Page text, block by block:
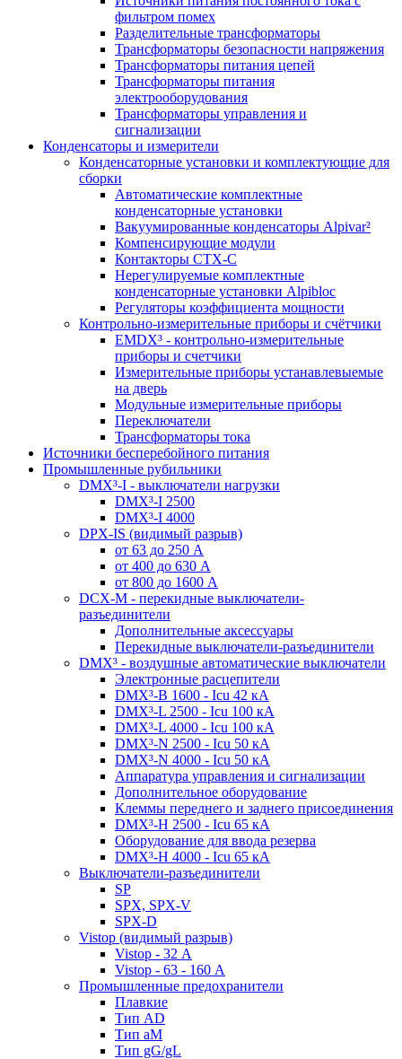
фильтром помех
Разделительные трансформаторы
Трансформаторы безопасности напряжения
Трансформаторы питания цепей
Трансформаторы питания
электрооборудования
Трансформаторы управления и
сигнализации
Конденсаторы и измерители
Конденсаторные установки и комплектующие для
сборки
Автоматические комплектные
конденсаторные установки
Вакуумированные конденсаторы Alpivar²
Компенсирующие модули
Контакторы CTX-C
Нерегулируемые комплектные
конденсаторные установки Alpibloc
Регуляторы коэффициента мощности
Контрольно-измерительные приборы и счётчики
EMDX³ - контрольно-измерительные
приборы и счетчики
Измерительные приборы устанавлевыемые
на дверь
Модульные измерительные приборы
Переключатели
Трансформаторы тока
Источники бесперебойного питания
Промышленные рубильники
DMX³-I - выключатели нагрузки
DMX³-I 2500
DMX³-I 4000
DPX-IS (видимый разрыв)
от 63 до 250 А
от 400 до 630 А
от 800 до 1600 А
DCX-M - перекидные выключатели-
разъединители
Дополнительные аксессуары
Перекидные выключатели-разъединители
DMX³ - воздушные автоматические выключатели
Электронные расцепители
DMX³-B 1600 - Icu 42 кА
DMX³-L 2500 - Icu 100 кА
DMX³-L 4000 - Icu 100 кА
DMX³-N 2500 - Icu 50 кА
DMX³-N 4000 - Icu 50 кА
Аппаратура управления и сигнализации
Дополнительное оборудование
Клеммы переднего и заднего присоединения
DMX³-H 2500 - Icu 65 кА
Оборудование для ввода резерва
DMX³-H 4000 - Icu 65 кА
Выключатели-разъединители
SP
SPX, SPX-V
SPX-D
Vistop (видимый разрыв)
Vistop - 32 А
Vistop - 63 - 160 А
Промышленные предохранители
Плавкие
Тип AD
Тип aM
Тип gG/gL